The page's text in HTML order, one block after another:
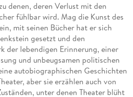
denen, deren Verlust mit den
fühlbar wird. Mag die Kunst des
mit seinen Bücher hat er sich
gesetzt und den
der lebendigen Erinnerung, einer
und unbeugsamen politischen
autobiographischen Geschichten
aber sie erzählen auch von
unter denen Theater blüht